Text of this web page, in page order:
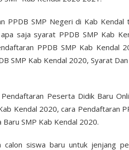
PPDB SMP Negeri di Kab Kendal
saja syarat PPDB SMP Kab
PPDB SMP Kab Kendal
SMP Kab Kendal 2020, Syarat
Peserta Didik Baru
Kendal 2020, cara Pendaftaran
SMP Kab Kendal 2020.
siswa baru untuk jenjang